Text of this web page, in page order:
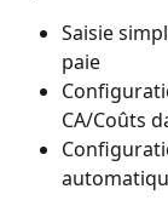
Saisie
paie
CA/Coûts